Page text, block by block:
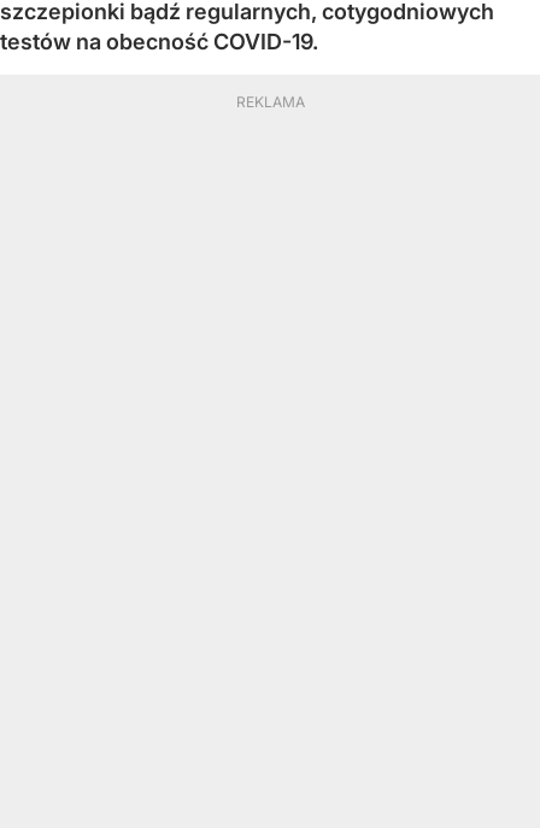
szczepionki bądź regularnych, cotygodniowych
testów na obecność COVID-19.